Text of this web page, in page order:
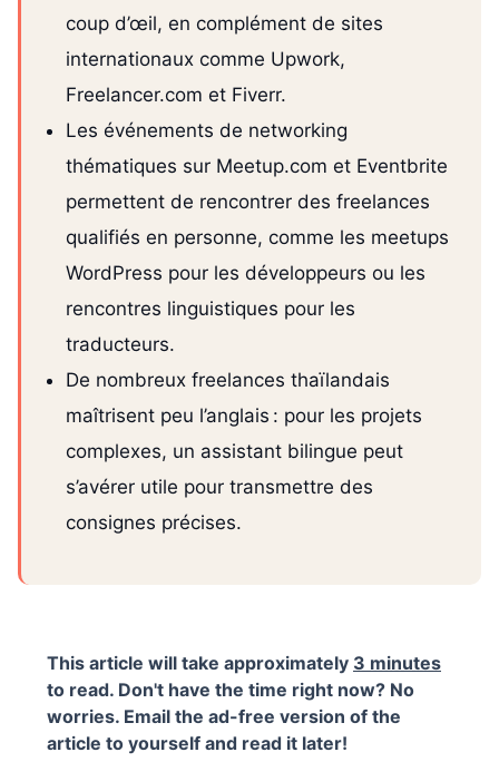
coup d’œil, en complément de sites
internationaux comme Upwork,
Freelancer.com et Fiverr.
Les événements de networking
thématiques sur Meetup.com et Eventbrite
permettent de rencontrer des freelances
qualifiés en personne, comme les meetups
WordPress pour les développeurs ou les
rencontres linguistiques pour les
traducteurs.
De nombreux freelances thaïlandais
maîtrisent peu l’anglais : pour les projets
complexes, un assistant bilingue peut
s’avérer utile pour transmettre des
consignes précises.
This article will take approximately 3 minutes
to read. Don't have the time right now? No
worries. Email the ad-free version of the
article to yourself and read it later!